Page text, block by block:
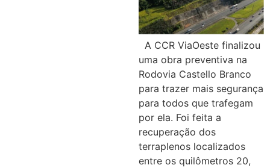
A CCR ViaOeste finalizou
uma obra preventiva na
Rodovia Castello Branco
para trazer mais segurança
para todos que trafegam
por ela. Foi feita a
recuperação dos
terraplenos localizados
entre os quilômetros 20,